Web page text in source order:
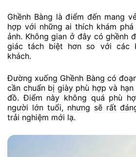
Ghềnh Bàng là điểm đến mang
hợp với những ai thích khám
ảnh. Không gian ở đây có ghềnh
giác tách biệt hơn so với các
khách.
Đường xuống Ghềnh Bàng có
cần chuẩn bị giày phù hợp và hạn
đồ. Điểm này không quá phù
người lớn tuổi, nhưng sẽ rất
trải nghiệm mới lạ.